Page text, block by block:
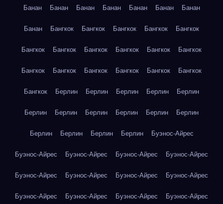
Банан Банан Банан Банан Банан Банан Банан
Банан Бангкок Бангкок Бангкок Бангкок Бангкок
Бангкок Бангкок Бангкок Бангкок Бангкок Бангкок
Бангкок Бангкок Бангкок Бангкок Бангкок Бангкок
Бангкок Берлин Берлин Берлин Берлин Берлин
Берлин Берлин Берлин Берлин Берлин Берлин
Берлин Берлин Берлин Берлин Буэнос-Айрес
Буэнос-Айрес Буэнос-Айрес Буэнос-Айрес Буэнос-Айрес
Буэнос-Айрес Буэнос-Айрес Буэнос-Айрес Буэнос-Айрес
Буэнос-Айрес Буэнос-Айрес Буэнос-Айрес Буэнос-Айрес